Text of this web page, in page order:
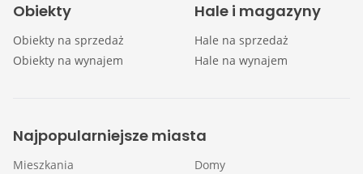
Obiekty
Obiekty na sprzedaż
Obiekty na wynajem
Hale i magazyny
Hale na sprzedaż
Hale na wynajem
Najpopularniejsze miasta
Mieszkania
Domy